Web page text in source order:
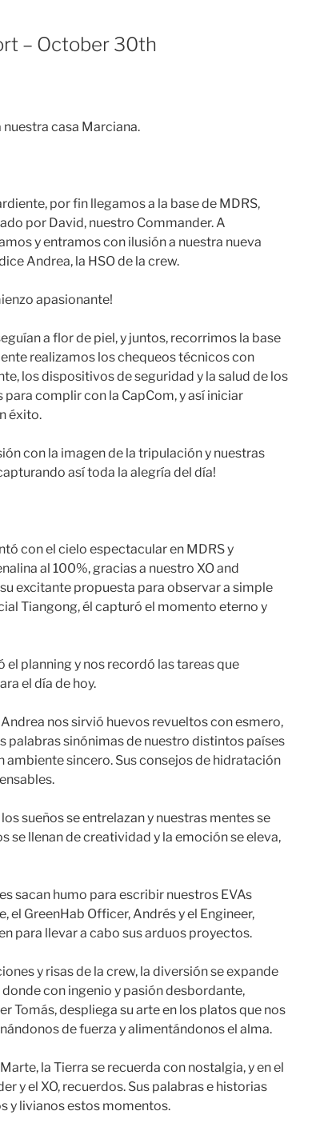
– October 30th
casa Marciana.
por fin llegamos a la base de MDRS,
por David, nuestro Commander. A
y entramos con ilusión a nuestra nueva
Andrea, la HSO de la crew.
apasionante!
a flor de piel, y juntos, recorrimos la base
realizamos los chequeos técnicos con
los dispositivos de seguridad y la salud de los
complir con la CapCom, y así iniciar
éxito.
con la imagen de la tripulación y nuestras
así toda la alegría del día!
con el cielo espectacular en MDRS y
al 100%, gracias a nuestro XO and
excitante propuesta para observar a simple
Tiangong, él capturó el momento eterno y
el planning y nos recordó las tareas que
el día de hoy.
Andrea nos sirvió huevos revueltos con esmero,
palabras sinónimas de nuestro distintos países
ambiente sincero. Sus consejos de hidratación
sueños se entrelazan y nuestras mentes se
se llenan de creatividad y la emoción se eleva,
sacan humo para escribir nuestros EVAs
el GreenHab Officer, Andrés y el Engineer,
para llevar a cabo sus arduos proyectos.
y risas de la crew, la diversión se expande
con ingenio y pasión desbordante,
Tomás, despliega su arte en los platos que nos
de fuerza y alimentándonos el alma.
la Tierra se recuerda con nostalgia, y en el
y el XO, recuerdos. Sus palabras e historias
y livianos estos momentos.